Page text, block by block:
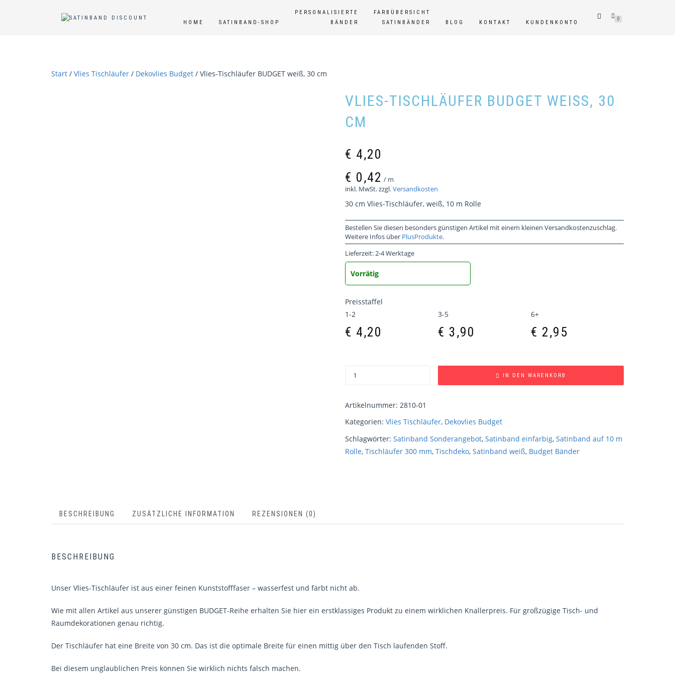
HOME SATINBAND-SHOP
PERSONALISIERTE
BÄNDER
FARBÜBERSICHT
SATINBÄNDER
BLOG KONTAKT KUNDENKONTO
0
Start / Vlies Tischläufer / Dekovlies Budget / Vlies-Tischläufer BUDGET weiß, 30 cm
VLIES-TISCHLÄUFER BUDGET WEISS, 30 C
M
€ 4,20
€ 0,42 / m
inkl. MwSt.zzgl.Versandkosten
30 cm Vlies-Tischläufer, weiß, 10 m Rolle
Bestellen Sie diesen besonders günstigen Artikel mit einem kleinen Versandkostenzuschlag.
Weitere Infos über PlusProdukte.
Lieferzeit:2-4 Werktage
Vorrätig
Preisstaffel
1-2
3-5 6+
€ 4,20 € 3,90 € 2,95
IN DEN WARENKORB
Artikelnummer: 2810-01
Kategorien: Vlies Tischläufer, Dekovlies Budget
Schlagwörter: Satinband Sonderangebot, Satinband einfarbig, Satinband auf 10 m
Rolle, Tischläufer 300 mm, Tischdeko, Satinband weiß, Budget Bänder
BESCHREIBUNG ZUSÄTZLICHE INFORMATION REZENSIONEN (0)
BESCHREIBUNG
Unser Vlies-Tischläufer ist aus einer feinen Kunststofffaser – wasserfest und färbt nicht ab.
Wie mit allen Artikel aus unserer günstigen BUDGET-Reihe erhalten Sie hier ein erstklassiges Produkt zu einem wirklichen Knallerpreis. Für großzügige Tisch- und
Raumdekorationen genau richtig.
Der Tischläufer hat eine Breite von 30 cm. Das ist die optimale Breite für einen mittig über den Tisch laufenden Stoff.
Bei diesem unglaublichen Preis können Sie wirklich nichts falsch machen.